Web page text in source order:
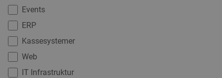
Events
ERP
Kassesystemer
Web
IT Infrastruktur